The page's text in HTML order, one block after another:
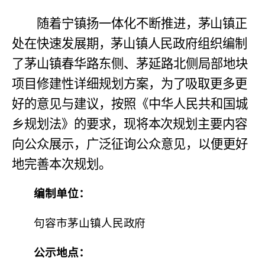
随着宁镇扬一体化不断推进，茅山镇正
处在快速发展期，茅山镇人民政府组织编制
了茅山镇春华路东侧、茅延路北侧局部地块
项目修建性详细规划方案，为了吸取更多更
好的意见与建议，按照《中华人民共和国城
乡规划法》的要求，现将本次规划主要内容
向公众展示，广泛征询公众意见，以便更好
地完善本次规划。
编制单位：
句容市茅山镇人民政府
公示地点：